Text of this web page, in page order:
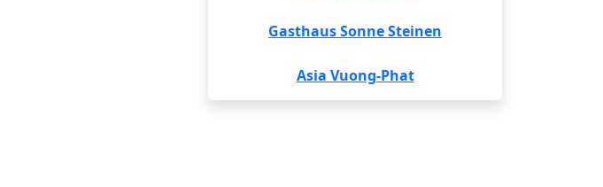
Gasthaus Sonne Steinen
Asia Vuong-Phat